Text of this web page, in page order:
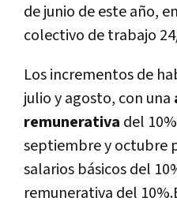
de junio de este año,
colectivo de trabajo
Los incrementos de
julio y agosto, con una
remunerativa del
septiembre y octubre
salarios básicos del
remunerativa del